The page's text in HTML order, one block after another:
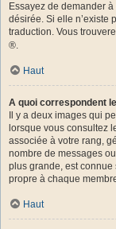
Essayez de demander
désirée. Si elle n’existe
traduction. Vous
®.
Haut
A quoi correspondent
Il y a deux images qui
lorsque vous consultez
associée à votre rang,
nombre de messages
plus grande, est connue
propre à chaque
Haut